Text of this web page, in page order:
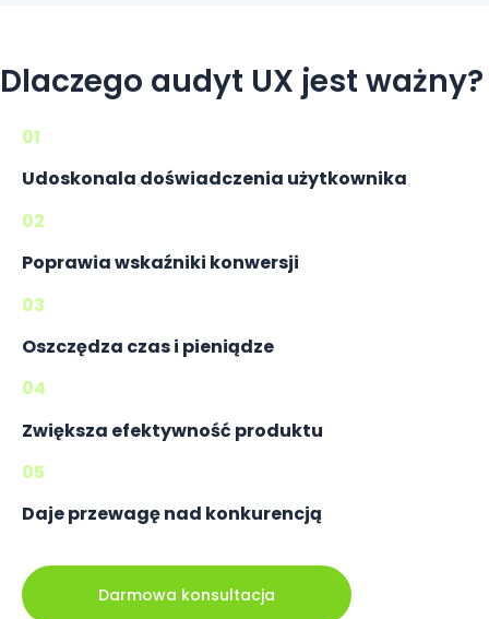
Dlaczego audyt UX jest ważny?
01
Udoskonala doświadczenia użytkownika
02
Poprawia wskaźniki konwersji
03
Oszczędza czas i pieniądze
04
Zwiększa efektywność produktu
05
Daje przewagę nad konkurencją
Darmowa konsultacja